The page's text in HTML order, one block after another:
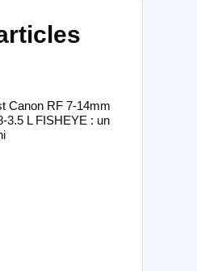
Canon RF 7-14mm
3.5 L FISHEYE : un